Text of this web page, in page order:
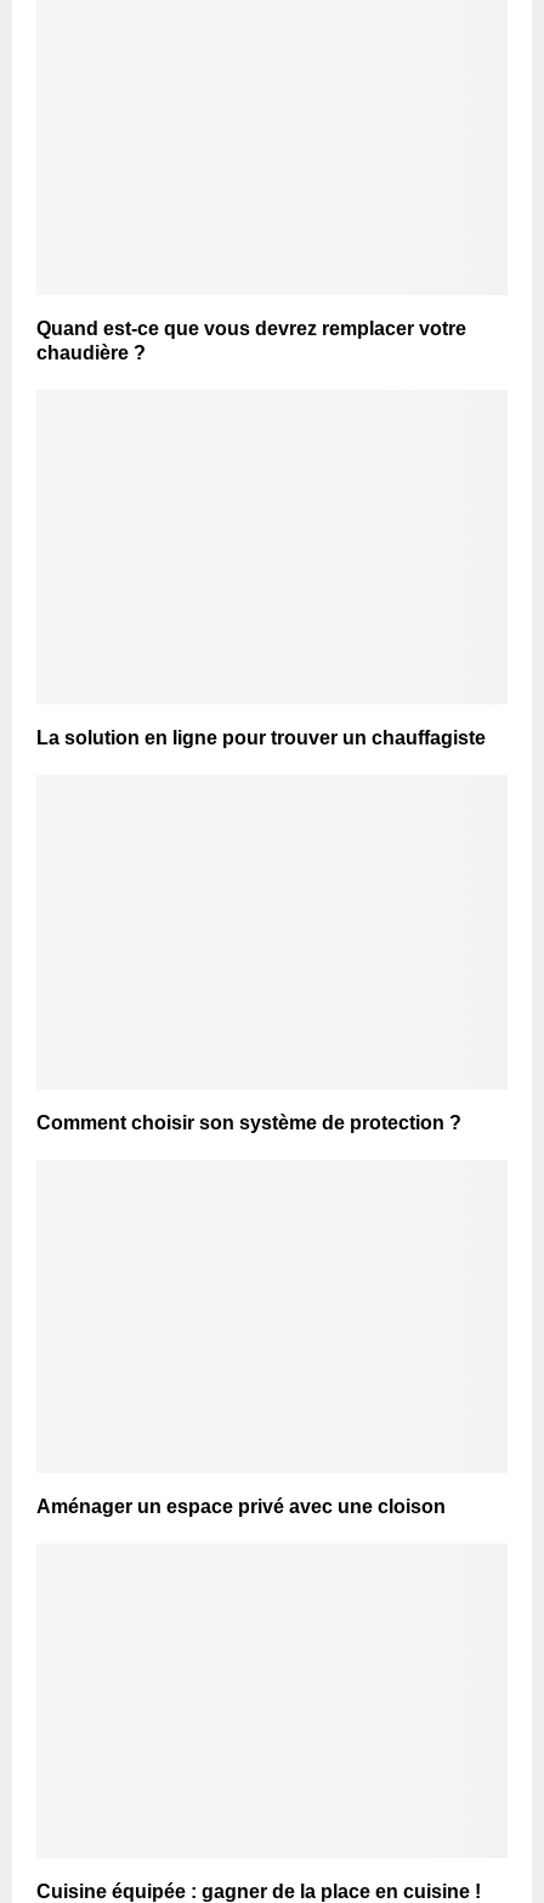
Quand est-ce que vous devrez remplacer votre
chaudière ?
La solution en ligne pour trouver un chauffagiste
Comment choisir son système de protection ?
Aménager un espace privé avec une cloison
Cuisine équipée : gagner de la place en cuisine !